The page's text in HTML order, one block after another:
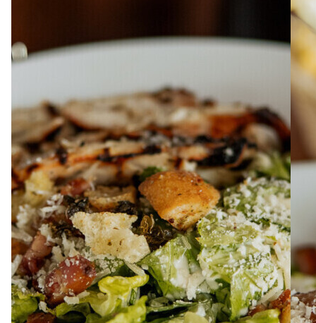
À PROPOS EMPLOIS EN ÉPICERIE BOUTIQUE
DONNER VOTRE OPINION